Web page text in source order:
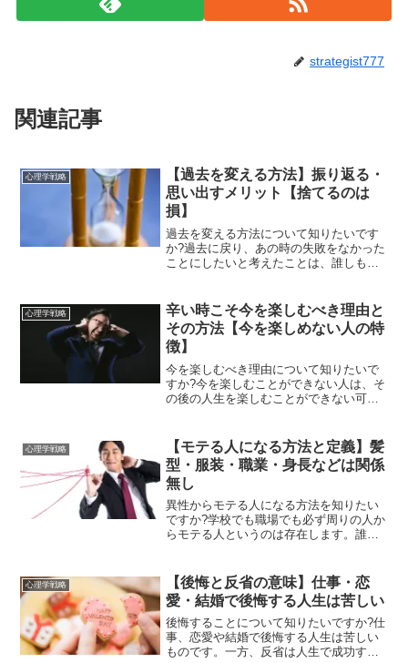
strategist777
関連記事
心理学戦略
【過去を変える方法】振り返る・
思い出すメリット【捨てるのは
損】
過去を変える方法について知りたいです
か?過去に戻り、あの時の失敗をなかった
ことにしたいと考えたことは、誰しもあ
そこであなたが過去を変える方法につい
て説明します。嫌な経験...
心理学戦略
辛い時こそ今を楽しむべき理由と
その方法【今を楽しめない人の特
徴】
今を楽しむべき理由について知りたいで
すか?今を楽しむことができない人は、そ
の後の人生を楽しむことができない可能
明します。今を楽しむことができず、抑
うつ状態が続いている人...
心理学戦略
【モテる人になる方法と定義】髪
型・服装・職業・身長などは関係
無し
異性からモテる人になる方法を知りたい
ですか?学校でも職場でも必ず周りの人か
らモテる人というのは存在します。誰し
な種類があります。ここでは恋愛にい
て、異性からモテる人にな...
心理学戦略
【後悔と反省の意味】仕事・恋
愛・結婚で後悔する人生は苦しい
後悔することについて知りたいですか?仕
事、恋愛や結婚で後悔する人生は苦しい
ものです。一方、反省は人生で成功する